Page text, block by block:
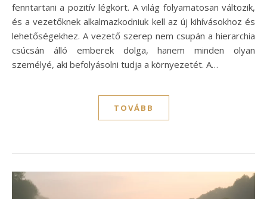
fenntartani a pozitív légkört. A világ folyamatosan változik,
és a vezetőknek alkalmazkodniuk kell az új kihívásokhoz és
lehetőségekhez. A vezető szerep nem csupán a hierarchia
csúcsán álló emberek dolga, hanem minden olyan
személyé, aki befolyásolni tudja a környezetét. A…
TOVÁBB